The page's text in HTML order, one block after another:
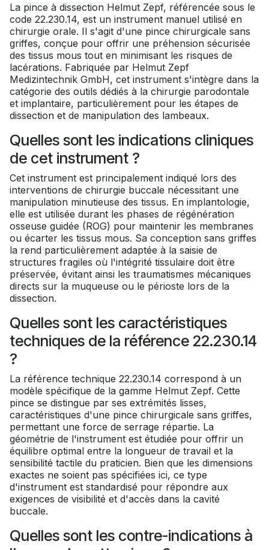
La pince à dissection Helmut Zepf, référencée sous le
code 22.230.14, est un instrument manuel utilisé en
chirurgie orale. Il s'agit d'une pince chirurgicale sans
griffes, conçue pour offrir une préhension sécurisée
des tissus mous tout en minimisant les risques de
lacérations. Fabriquée par Helmut Zepf
Medizintechnik GmbH, cet instrument s'intègre dans la
catégorie des outils dédiés à la chirurgie parodontale
et implantaire, particulièrement pour les étapes de
dissection et de manipulation des lambeaux.
Quelles sont les indications cliniques
de cet instrument ?
Cet instrument est principalement indiqué lors des
interventions de chirurgie buccale nécessitant une
manipulation minutieuse des tissus. En implantologie,
elle est utilisée durant les phases de régénération
osseuse guidée (ROG) pour maintenir les membranes
ou écarter les tissus mous. Sa conception sans griffes
la rend particulièrement adaptée à la saisie de
structures fragiles où l'intégrité tissulaire doit être
préservée, évitant ainsi les traumatismes mécaniques
directs sur la muqueuse ou le périoste lors de la
dissection.
Quelles sont les caractéristiques
techniques de la référence 22.230.14
?
La référence technique 22.230.14 correspond à un
modèle spécifique de la gamme Helmut Zepf. Cette
pince se distingue par ses extrémités lisses,
caractéristiques d'une pince chirurgicale sans griffes,
permettant une force de serrage répartie. La
géométrie de l'instrument est étudiée pour offrir un
équilibre optimal entre la longueur de travail et la
sensibilité tactile du praticien. Bien que les dimensions
exactes ne soient pas spécifiées ici, ce type
d'instrument est standardisé pour répondre aux
exigences de visibilité et d'accès dans la cavité
buccale.
Quelles sont les contre-indications à